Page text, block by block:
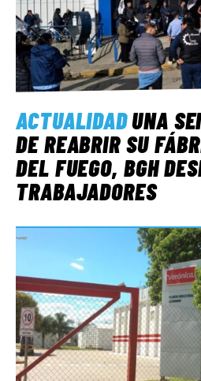
ACTUALIDADUNA
DE REABRIR SU
DEL FUEGO, BGH
TRABAJADORES